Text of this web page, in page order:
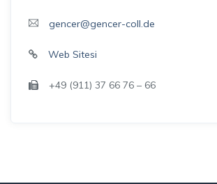
gencer@gencer-coll.de
Web Sitesi
+49 (911) 37 66 76 – 66